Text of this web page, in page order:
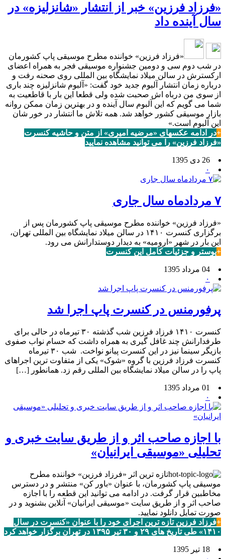
«فرزاد فرزین» خبر از انتشار «شانزلیزه» در
سال آینده داد
«فرزاد فرزین» خواننده مطرح موسیقی پاپ کشورمان
در شب دوم سی و دومین جشنواره موسیقی فجر به همراه اعضای
ارکسترش در سالن میلاد نمایشگاه بین المللی روی صحنه رفت و
درباره زمان انتشار آلبوم جدید خود گفت: «آلبوم شانزلیزه چند باری
از سوی من درباه اش صحبت شده ولی قطعا این بار با قاطعیت به
شما می گویم که این آلبوم سال آینده و در بهترین زمان ممکن روانه
بازار موسیقی کشور خواهد شد. همه تلاش ما انتشار در خور شان
این آلبوم است.»
+در ادامه عکسهای «مرضیه امیری» از متن و حاشیه کنسرت
«فرزاد فرزین» را می توانید مشاهده نمایید
26 دی 1395
۰
۷ مردادماه سال جاری
«فرزاد فرزین» خواننده مطرح موسیقی پاپ کشورمان پس از
برگزاری کنسرت ۱۴۱۰ در سالن میلاد نمایشگاه بین المللی تهران،
این بار در شهر «ارومیه» به دیدار دوستدارانش می رود.
+پوستر و جزئیات کامل این کنسرت
04 مرداد 1395
۰
پرفورمنس در کنسرت پاپ اجرا شد
کنسرت ۱۴۱۰ فرزاد فرزین شب گذشته ۳۰ تیرماه در حالی برای
طرفدارانش چند غافل گیری به همراه داشت که حسام نواب صفوی
بازیگر سینما نیز در این کنسرت پیانو نواخت. شب ۳۰ تیرماه
کنسرت فرزاد فرزین با گروه «شوک» یکی از متفاوت ترین اجراهای
پاپ را در سالن میلاد نمایشگاه بین المللی رقم زد. همانطور […]
01 مرداد 1395
۰
با اجازه صاحب اثر و از طریق سایت خبری و
تحلیلی «موسیقی ایرانیان»
تازه ترین اثر «فرزاد فرزین» خواننده مطرح
موسیقی پاپ کشورمان، با عنوان «باور کن» منتشر و در دسترس
مخاطبین قرار گرفت. در ادامه می توانید این قطعه را با اجازه
صاحب اثر و از طریق سایت «موسیقی ایرانیان» آنلاین بشنوید و در
صورت تمایل دانلود نمایید.
+فرزاد فرزین تازه ترین اجرای خود را با عنوان «کنسرت در سال
۱۴۱۰» طی تاریخ های ۲۹ و ۳۰ تیر ۱۳۹۵ در تهران برگزار خواهد کرد
18 تیر 1395